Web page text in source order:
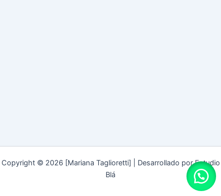
Copyright © 2026 [Mariana Taglioretti] | Desarrollado por Estudio
Blá